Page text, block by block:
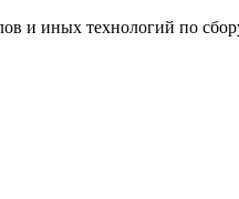
и иных технологий по